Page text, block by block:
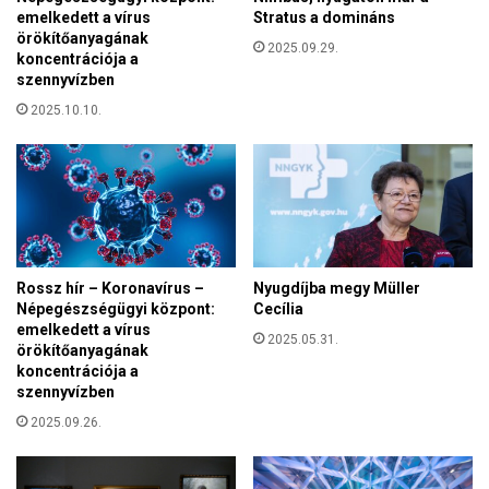
I
s
t
v
á
F
e
s
z
t
i
v
á
l
s
i
k
a
k
r
a
v
r
u
s
n
y
o
a
emelkedett a vírus
örökítőanyagának
koncentrációja a
szennyvízben
2025.10.10.
Stratus a domináns
2025.09.29.
Rossz hír – Koronavírus –
Népegészségügyi központ:
emelkedett a vírus
örökítőanyagának
koncentrációja a
szennyvízben
2025.09.26.
Nyugdíjba megy Müller
Cecília
2025.05.31.